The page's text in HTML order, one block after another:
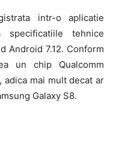
intr-o aplicatie
tehnice
Android 7.12. Conform
un chip Qualcomm
adica mai mult decat ar
Galaxy S8.